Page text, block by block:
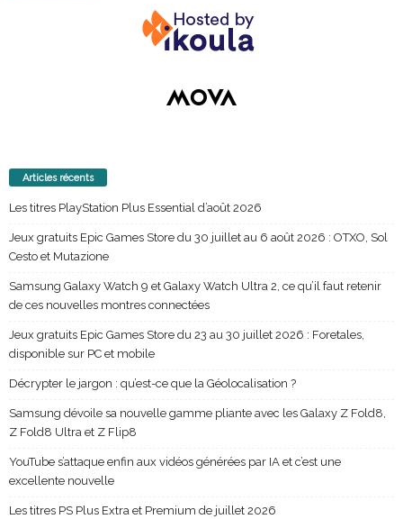
Articles récents
Les titres PlayStation Plus Essential d’août 2026
Jeux gratuits Epic Games Store du 30 juillet au 6 août 2026 : OTXO, Sol
Cesto et Mutazione
Samsung Galaxy Watch 9 et Galaxy Watch Ultra 2, ce qu’il faut retenir
de ces nouvelles montres connectées
Jeux gratuits Epic Games Store du 23 au 30 juillet 2026 : Foretales,
disponible sur PC et mobile
Décrypter le jargon : qu’est-ce que la Géolocalisation ?
Samsung dévoile sa nouvelle gamme pliante avec les Galaxy Z Fold8,
Z Fold8 Ultra et Z Flip8
YouTube s’attaque enfin aux vidéos générées par IA et c’est une
excellente nouvelle
Les titres PS Plus Extra et Premium de juillet 2026